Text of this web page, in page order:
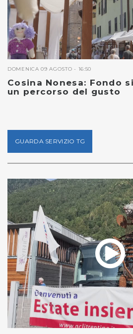
DOMENICA 09 AGOSTO - 16:50
Cosina Nonesa: Fondo
un percorso del gusto
GUARDA SERVIZIO TG